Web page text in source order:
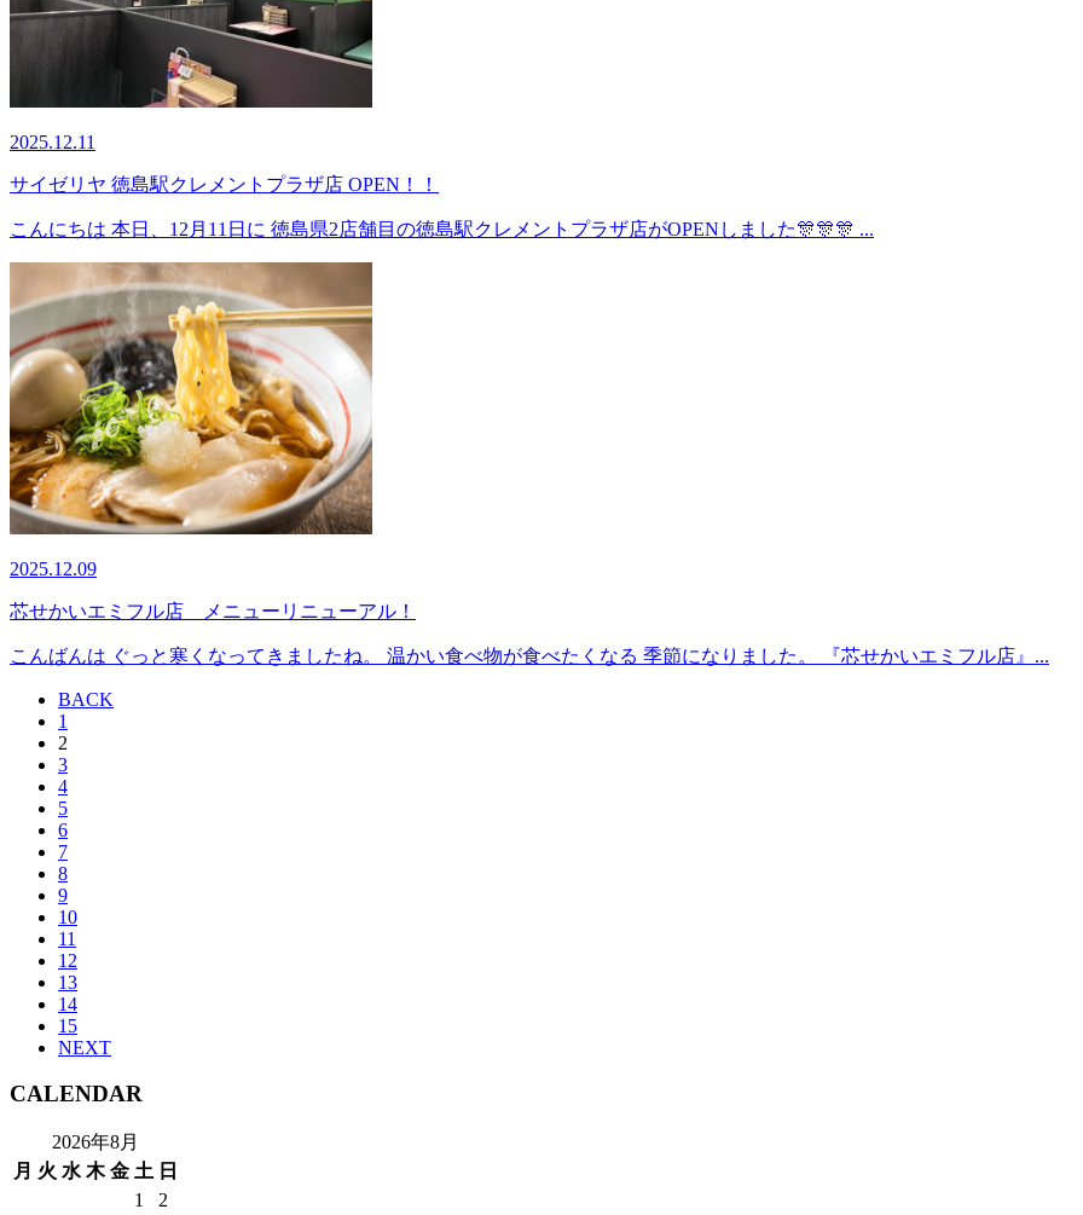
2025.12.11
サイゼリヤ 徳島駅クレメントプラザ店 OPEN！！
こんにちは 本日、12月11日に 徳島県2店舗目の徳島駅クレメントプラザ店がOPENしました🎊🎊🎊 ...
2025.12.09
芯せかいエミフル店 メニューリニューアル！
こんばんは ぐっと寒くなってきましたね。 温かい食べ物が食べたくなる 季節になりました。 『芯せかいエミフル店』...
BACK
1
2
3
4
5
6
7
8
9
10
11
12
13
14
15
NEXT
CALENDAR
2026年8月
月 火 水 木 金 土 日
1
2